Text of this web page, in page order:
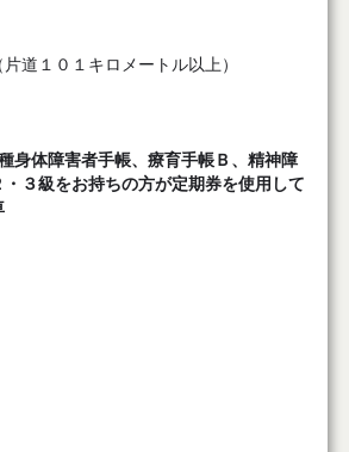
道１０１キロメートル以上）
身体障害者手帳、療育手帳Ｂ、精神障
３級をお持ちの方が定期券を使用して